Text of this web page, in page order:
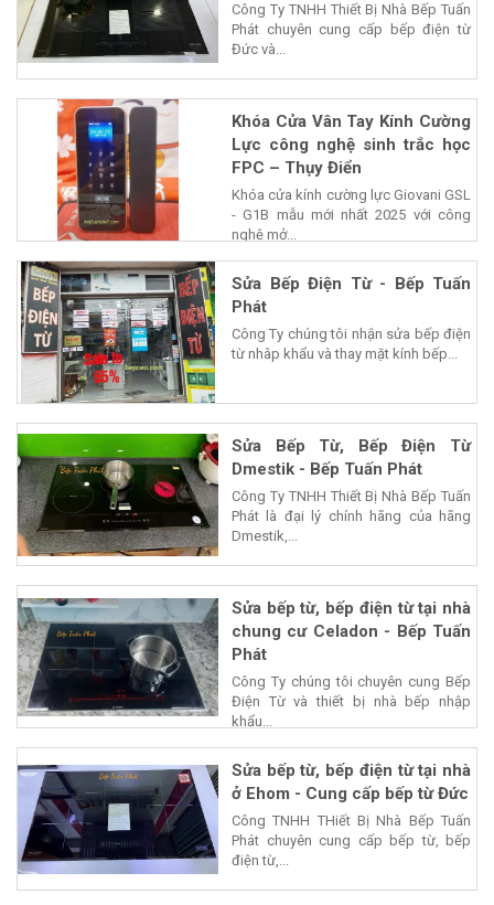
Công Ty TNHH Thiết Bị Nhà Bếp Tuấn
Phát chuyên cung cấp bếp điện từ
Đức và...
Khóa Cửa Vân Tay Kính Cường
Lực công nghệ sinh trắc học
FPC – Thụy Điển
Khóa cửa kính cường lực Giovani GSL
- G1B mẫu mới nhất 2025 với công
nghệ mở...
Sửa Bếp Điện Từ - Bếp Tuấn
Phát
Công Ty chúng tôi nhận sửa bếp điện
từ nhâp khẩu và thay mặt kính bếp...
Sửa Bếp Từ, Bếp Điện Từ
Dmestik - Bếp Tuấn Phát
Công Ty TNHH Thiết Bị Nhà Bếp Tuấn
Phát là đại lý chính hãng của hãng
Dmestik,...
Sửa bếp từ, bếp điện từ tại nhà
chung cư Celadon - Bếp Tuấn
Phát
Công Ty chúng tôi chuyên cung Bếp
Điện Từ và thiết bị nhà bếp nhập
khẩu...
Sửa bếp từ, bếp điện từ tại nhà
ở Ehom - Cung cấp bếp từ Đức
Công TNHH THiết Bị Nhà Bếp Tuấn
Phát chuyên cung cấp bếp từ, bếp
điện từ,...